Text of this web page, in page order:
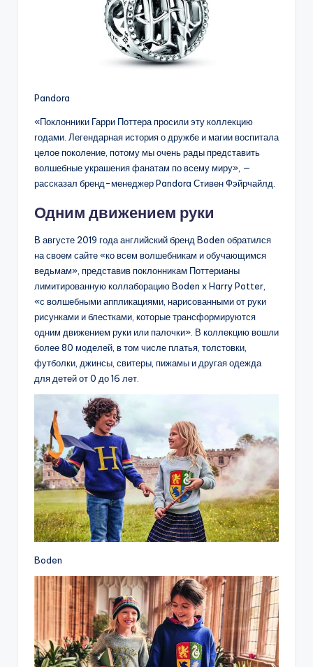
Pandora
«Поклонники Гарри Поттера просили эту коллекцию
годами. Легендарная история о дружбе и магии воспитала
целое поколение, потому мы очень рады предста­вить
волшебные украшения фанатам по всему миру», —
рассказал бренд-менед­жер Pandora Стивен Фэйрчайлд.
Одним движением руки
В августе 2019 года английский бренд Boden обратился
на своем сайте «ко всем волшебникам и обучающимся
ведьмам», представив поклонникам Поттерианы
лимитированную коллаборацию Boden x Harry Potter,
«с волшебными аппликациями, нарисованными от руки
рисунками и блестками, которые трансформируются
одним движением руки или палочки». В коллекцию вошли
более 80 моделей, в том числе платья, толстовки,
футболки, джинсы, свитеры, пижамы и другая оде­жда
для детей от 0 до 16 лет.
Boden